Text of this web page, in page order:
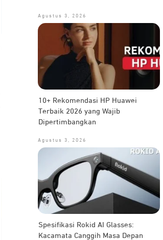
Agustus 3, 2026
10+ Rekomendasi HP Huawei
Terbaik 2026 yang Wajib
Dipertimbangkan
Agustus 3, 2026
Spesifikasi Rokid AI Glasses:
Kacamata Canggih Masa Depan